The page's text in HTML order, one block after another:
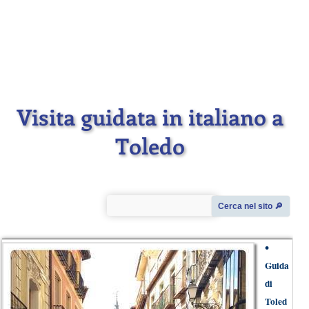
Visita guidata in italiano a
Toledo
Cerca nel sito 🔎︎
•
Guida
di
Toled